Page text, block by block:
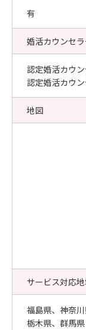
有
婚活カウンセ
認定婚活カウン
認定婚活カウ
地図
サービス対応
福島県、神奈
栃木県、群馬県